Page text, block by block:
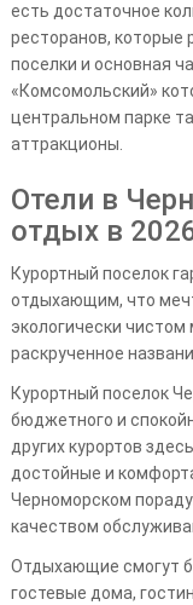
есть достаточное
ресторанов,
поселки и основная
«Комсомольский»
центральном парке
аттракционы.
Отели в
отдых в
Курортный поселок
отдыхающим, что
экологически чистом
раскрученное
Курортный поселок
бюджетного и
других курортов
достойные и
Черноморском
качеством
Отдыхающие смогут
гостевые дома,